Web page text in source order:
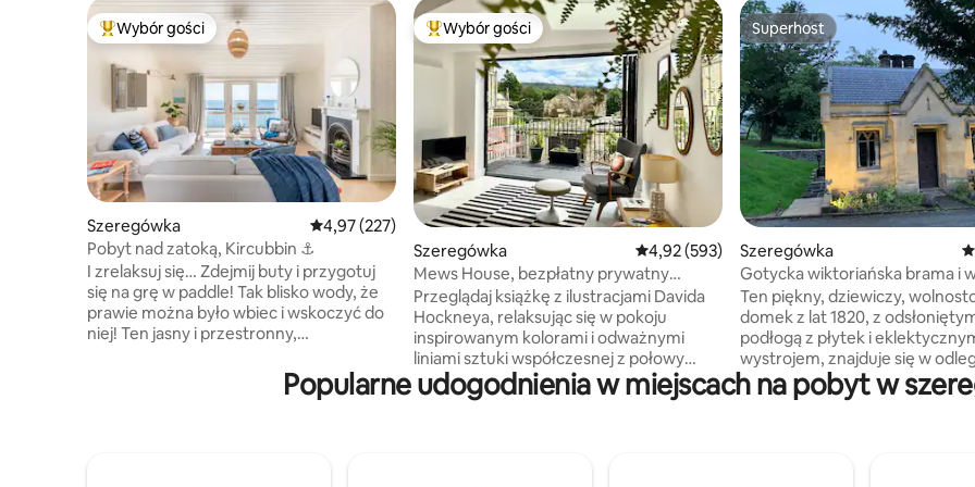
Najpopularniejsze z kategorii Wybór gości
Wybór gości
Szeregówka Średnia ocena: 4,97 na 5, liczba recenzji: 227
4,97 (227)
Pobyt nad zatoką, Kircubbin ⚓️
I zrelaksuj się… Zdejmij buty i przygotuj
się na grę w paddle! Tak blisko wody, że
prawie można było wbiec i wskoczyć do
niej! Ten jasny i przestronny,
znajduje się tuż nad zatoką Kircubbin.
Ciesz się spektakularnymi widokami na
Najpopularniejsze z kategorii Wybór gości
Wybór gości
Szeregówka Średnia ocena: 4,92 na 5, liczba recenzji: 593
4,92 (593)
Mews House, bezpłatny prywatny
parking i słoneczny balkon
Przeglądaj książkę z ilustracjami Davida
Hockneya, relaksując się w pokoju
inspirowanym kolorami i odważnymi
liniami sztuki współczesnej z połowy
wieku. Ogromne drzwi dwuskrzydłowe
oświetlają tę profesjonalnie
Superhost
Superhost
Szeregówka
Gotycka wiktoriańska brama i
z hydromasażem Welshpool
Ten piękny, dziewiczy,
domek z lat 1820, z
podłogą z płytek i
wystrojem, znajduje się w
krótkiego spaceru od centrum
urokliwego miasteczka
Llanfair Heritage Steam
Popularne udogodnienia w miejscach na pobyt w